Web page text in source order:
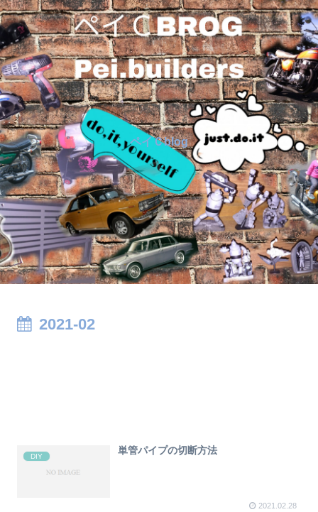
ペイＣblog
2021-02
DIY
単管パイプの切断方法
2021.02.28